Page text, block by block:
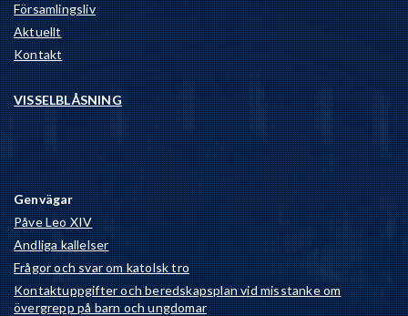
Församlingsliv
Aktuellt
Kontakt
VISSELBLÅSNING
Genvägar
Påve Leo XIV
Andliga kallelser
Frågor och svar om katolsk tro
Kontaktuppgifter och beredskapsplan vid misstanke om
övergrepp på barn och ungdomar